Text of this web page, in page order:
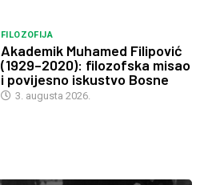
FILOZOFIJA
Akademik Muhamed Filipović
(1929–2020): filozofska misao
i povijesno iskustvo Bosne
3. augusta 2026.